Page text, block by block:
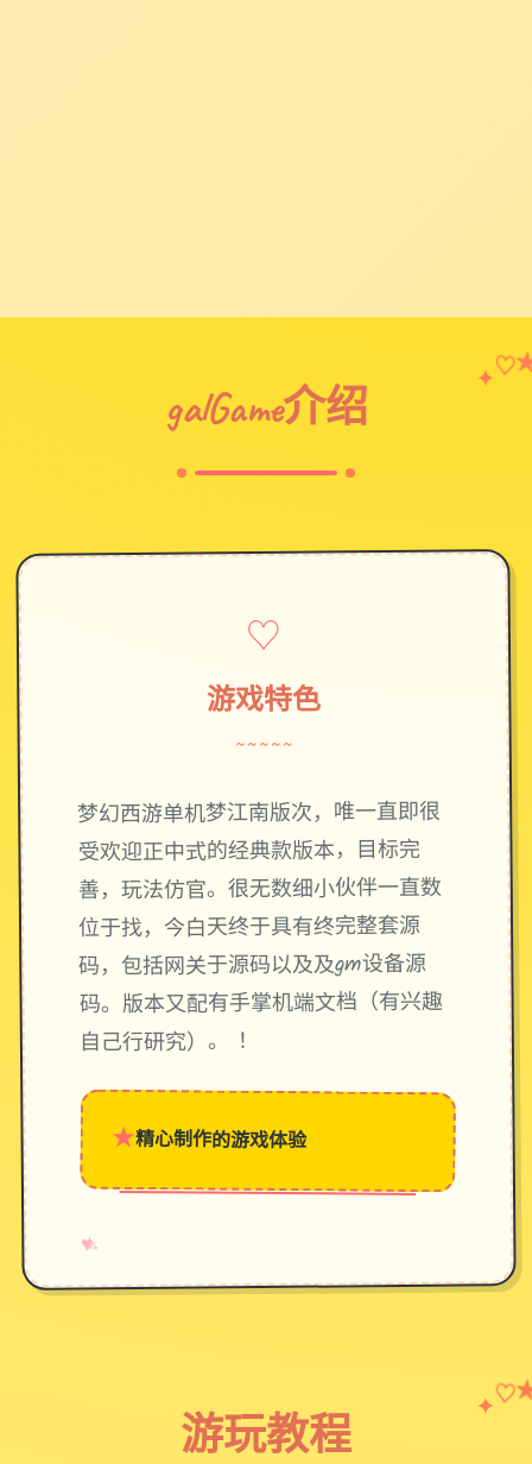
galGame介绍
✦♡
♡
游戏特色
~~~~~
梦幻西游单机梦江南版次，唯一直即很
受欢迎正中式的经典款版本，目标完
善，玩法仿官。很无数细小伙伴一直数
位于找，今白天终于具有终完整套源
码，包括网关于源码以及及gm设备源
码。版本又配有手掌机端文档（有兴趣
自己行研究）。 ！
★精心制作的游戏体验
♥
✧
→
游玩教程
✦♡